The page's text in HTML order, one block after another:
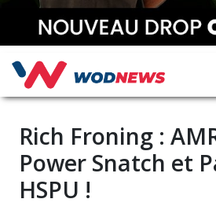
Rich Froning :
Power Snatch et
HSPU !